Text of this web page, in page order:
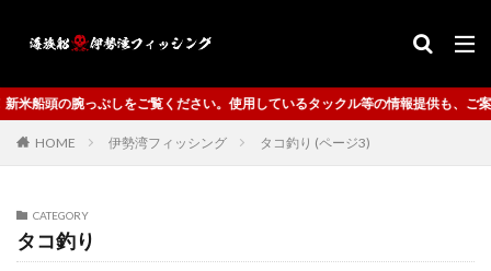
。使用しているタックル等の情報提供も、ご案内致します。
HOME 伊勢湾フィッシング タコ釣り (ページ3)
CATEGORY
タコ釣り